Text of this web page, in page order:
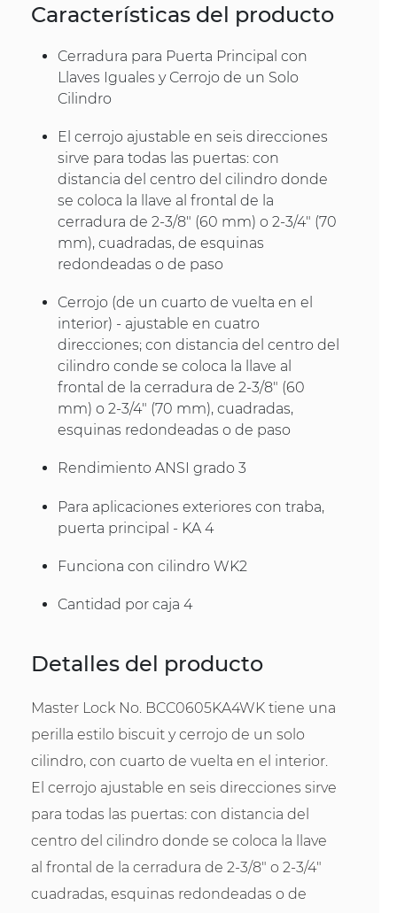
Características del producto
Cerradura para Puerta Principal con
Llaves Iguales y Cerrojo de un Solo
Cilindro
El cerrojo ajustable en seis direcciones
sirve para todas las puertas: con
distancia del centro del cilindro donde
se coloca la llave al frontal de la
cerradura de 2-3/8" (60 mm) o 2-3/4" (70
mm), cuadradas, de esquinas
redondeadas o de paso
Cerrojo (de un cuarto de vuelta en el
interior) - ajustable en cuatro
direcciones; con distancia del centro del
cilindro conde se coloca la llave al
frontal de la cerradura de 2-3/8" (60
mm) o 2-3/4" (70 mm), cuadradas,
esquinas redondeadas o de paso
Rendimiento ANSI grado 3
Para aplicaciones exteriores con traba,
puerta principal - KA 4
Funciona con cilindro WK2
Cantidad por caja 4
Detalles del producto
Master Lock No. BCC0605KA4WK tiene una
perilla estilo biscuit y cerrojo de un solo
cilindro, con cuarto de vuelta en el interior.
El cerrojo ajustable en seis direcciones sirve
para todas las puertas: con distancia del
centro del cilindro donde se coloca la llave
al frontal de la cerradura de 2-3/8" o 2-3/4"
cuadradas, esquinas redondeadas o de